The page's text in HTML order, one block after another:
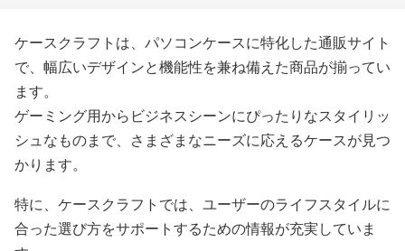
ケースクラフトは、パソコンケースに特化した通販サイト
で、幅広いデザインと機能性を兼ね備えた商品が揃ってい
ます。
ゲーミング用からビジネスシーンにぴったりなスタイリッ
シュなものまで、さまざまなニーズに応えるケースが見つ
かります。
特に、ケースクラフトでは、ユーザーのライフスタイルに
合った選び方をサポートするための情報が充実していま